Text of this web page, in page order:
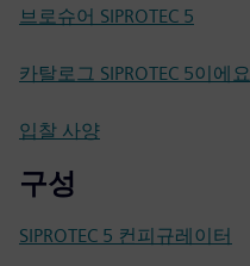
브로슈어 SIPROTEC 5
카탈로그 SIPROTEC 5이에요
입찰 사양
구성
SIPROTEC 5 컨피규레이터